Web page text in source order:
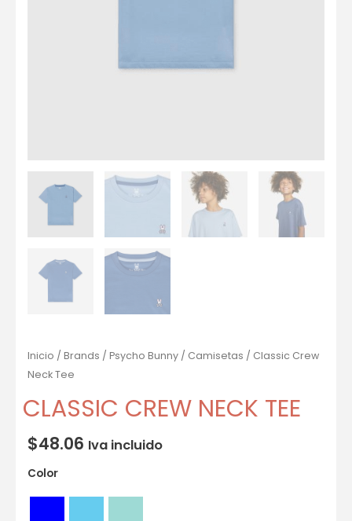
Inicio / Brands / Psycho Bunny / Camisetas / Classic Crew
Neck Tee
CLASSIC CREW NECK TEE
$48.06 Iva incluido
Color